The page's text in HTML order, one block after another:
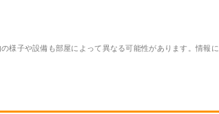
様子や設備も部屋によって異なる可能性があります。情報に